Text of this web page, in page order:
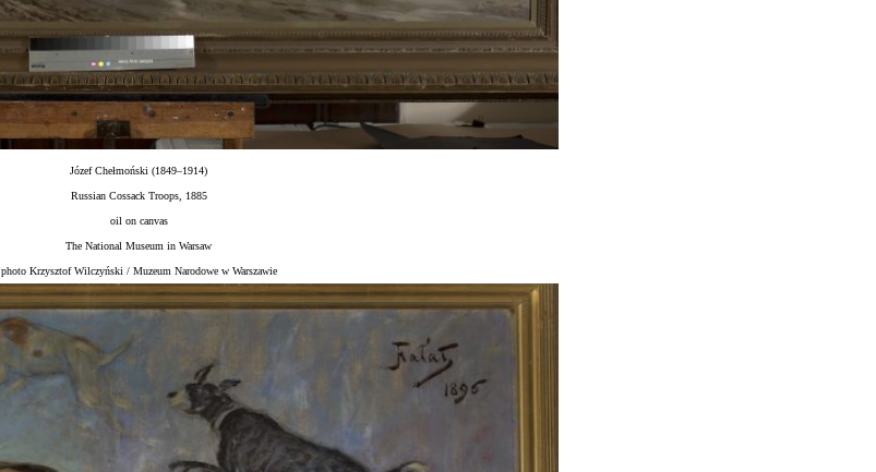
Józef Chełmoński (1849–1914)
Russian Cossack Troops, 1885
oil on canvas
The National Museum in Warsaw
photo Krzysztof Wilczyński / Muzeum Narodowe w Warszawie